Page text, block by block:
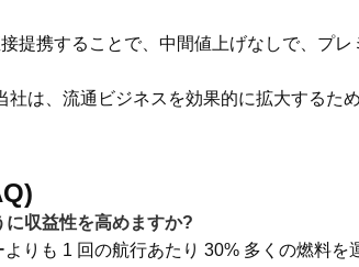
提携することで、中間値上げなしで、プ
社は、流通ビジネスを効果的に拡大するた
収益性を高めますか?
りも 1 回の航行あたり 30% 多くの燃料